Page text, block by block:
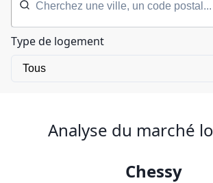
Type de logement
Analyse du marché
Chessy